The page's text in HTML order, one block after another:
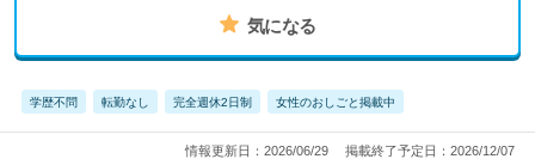
気になる
学歴不問 転勤なし 完全週休2日制 女性のおしごと掲載中
情報更新日：2026/06/29 掲載終了予定日：2026/12/07